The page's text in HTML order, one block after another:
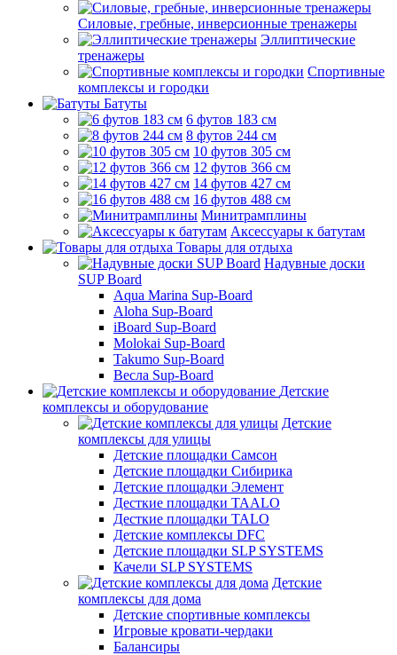
Силовые, гребные, инверсионные тренажеры
Эллиптические
тренажеры
Спортивные
комплексы и городки
Батуты
6 футов 183 см
8 футов 244 см
10 футов 305 см
12 футов 366 см
14 футов 427 см
16 футов 488 см
Минитрамплины
Аксессуары к батутам
Товары для отдыха
Надувные доски
SUP Board
Aqua Marina Sup-Board
Aloha Sup-Board
iBoard Sup-Board
Molokai Sup-Board
Takumo Sup-Board
Весла Sup-Board
Детские
комплексы и оборудование
Детские
комплексы для улицы
Детские площадки Самсон
Детские площадки Сибирика
Детские площадки Элемент
Десткие площадки TAALO
Десткие площадки TALO
Детские комплексы DFC
Детские площадки SLP SYSTEMS
Качели SLP SYSTEMS
Детские
комплексы для дома
Детские спортивные комплексы
Игровые кровати-чердаки
Балансиры